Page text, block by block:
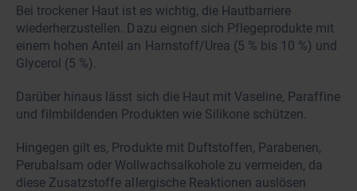
Bei trockener Haut ist es wichtig, die Hautbarriere
wiederherzustellen. Dazu eignen sich Pflegeprodukte mit
einem hohen Anteil an Harnstoff/Urea (5 % bis 10 %) und
Glycerol (5 %).
Darüber hinaus lässt sich die Haut mit Vaseline, Paraffine
und filmbildenden Produkten wie Silikone schützen.
Hingegen gilt es, Produkte mit Duftstoffen, Parabenen,
Perubalsam oder Wollwachsalkohole zu vermeiden, da
diese Zusatzstoffe allergische Reaktionen auslösen